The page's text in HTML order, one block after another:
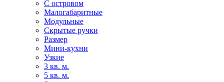
С островом
Малогабаритные
Модульные
Скрытые ручки
Размер
Мини-кухни
Узкие
3 кв. м.
5 кв. м.